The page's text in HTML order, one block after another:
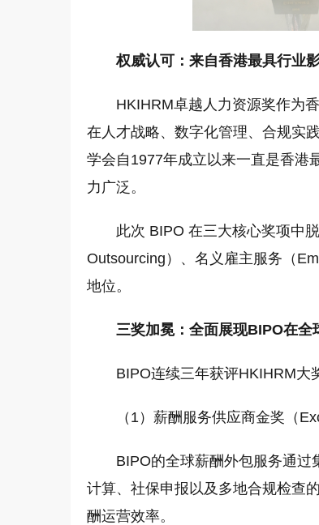
权威认可：来自香港最具行业
HKIHRM卓越人力资源奖作为
在人才战略、数字化管理、合规实
学会自1977年成立以来一直是香港
力广泛。
此次 BIPO 在三大核心奖项中
Outsourcing）、名义雇主服务（
地位。
三奖加冕：全面展现BIPO在
BIPO连续三年获评HKIHRM大
（1）薪酬服务供应商金奖（
BIPO的全球薪酬外包服务通
计算、社保申报以及多地合规检查
酬运营效率。